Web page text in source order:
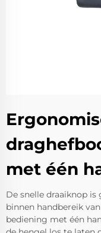
met één
De snelle draaiknop is
binnen handbereik
bediening met één